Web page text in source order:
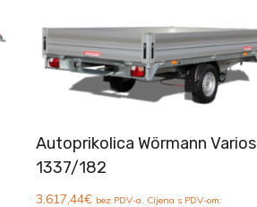
Autoprikolica Wörmann Varios
1337/182
3.617,44€ bez PDV-a. Cijena s PDV-om: